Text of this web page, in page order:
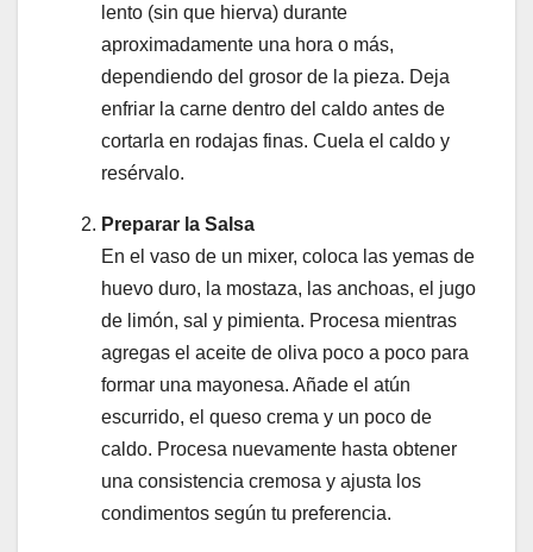
lento (sin que hierva) durante
aproximadamente una hora o más,
dependiendo del grosor de la pieza. Deja
enfriar la carne dentro del caldo antes de
cortarla en rodajas finas. Cuela el caldo y
resérvalo.
Preparar la Salsa
En el vaso de un mixer, coloca las yemas de
huevo duro, la mostaza, las anchoas, el jugo
de limón, sal y pimienta. Procesa mientras
agregas el aceite de oliva poco a poco para
formar una mayonesa. Añade el atún
escurrido, el queso crema y un poco de
caldo. Procesa nuevamente hasta obtener
una consistencia cremosa y ajusta los
condimentos según tu preferencia.